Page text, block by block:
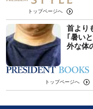
トップページへ
首より
｢暑い
外な体
トップページへ